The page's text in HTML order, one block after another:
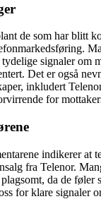
de som har blitt
signaler om
Det er også
inkludert
for
indikerer at
fra Telenor.
da de føler
for klare signaler